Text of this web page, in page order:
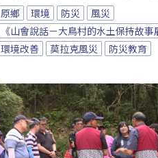
原鄉 環境 防災
風災
《山會說話－大鳥村的水土保持故事
環境改善
莫拉克風災 防災教育